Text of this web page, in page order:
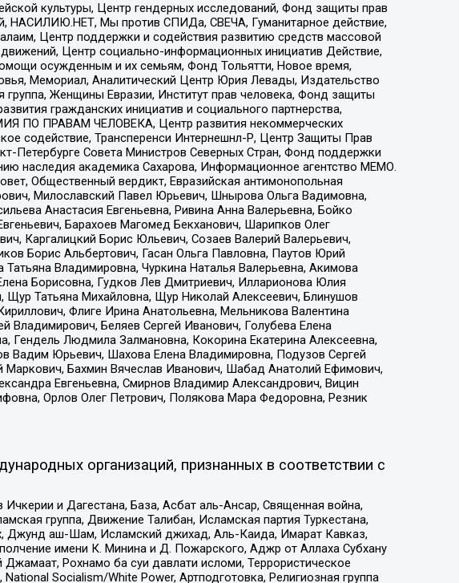
культуры, Центр гендерных исследований, Фонд защиты прав
НАСИЛИЮ.НЕТ, Мы против СПИДа, СВЕЧА, Гуманитарное действие,
Центр поддержки и содействия развитию средств массовой
Центр социально-информационных инициатив Действие,
осужденным и их семьям, Фонд Тольятти, Новое время,
Мемориал, Аналитический Центр Юрия Левады, Издательство
Женщины Евразии, Институт прав человека, Фонд защиты
гражданских инициатив и социального партнерства,
ПО ПРАВАМ ЧЕЛОВЕКА, Центр развития некоммерческих
содействие, Трансперенси Интернешнл-Р, Центр Защиты Прав
Петербурге Совета Министров Северных Стран, Фонд поддержки
наследия академика Сахарова, Информационное агентство МЕМО.
Общественный вердикт, Евразийская антимонопольная
Милославский Павел Юрьевич, Шнырова Ольга Вадимовна,
Анастасия Евгеньевна, Ривина Анна Валерьевна, Бойко
Барахоев Магомед Бекханович, Шарипков Олег
Каргалицкий Борис Юльевич, Созаев Валерий Валерьевич,
Борис Альбертович, Гасан Ольга Павловна, Паутов Юрий
Владимировна, Чуркина Наталья Валерьевна, Акимова
Борисовна, Гудков Лев Дмитриевич, Илларионова Юлия
Щур Татьяна Михайловна, Щур Николай Алексеевич, Блинушов
Флиге Ирина Анатольевна, Мельникова Валентина
Владимирович, Беляев Сергей Иванович, Голубева Елена
Гендель Людмила Залмановна, Кокорина Екатерина Алексеевна,
Вадим Юрьевич, Шахова Елена Владимировна, Подузов Сергей
Маркович, Бахмин Вячеслав Иванович, Шабад Анатолий Ефимович,
Евгеньевна, Смирнов Владимир Александрович, Вицин
Орлов Олег Петрович, Полякова Мара Федоровна, Резник
организаций, признанных в соответствии с
и Дагестана, База, Асбат аль-Ансар, Священная война,
группа, Движение Талибан, Исламская партия Туркестана,
Джунд аш-Шам, Исламский джихад, Аль-Каида, Имарат Кавказ,
имени К. Минина и Д. Пожарского, Аджр от Аллаха Субхану
Рохнамо ба суи давлати исломи, Террористическое
Socialism/White Power, Артподготовка, Религиозная группа